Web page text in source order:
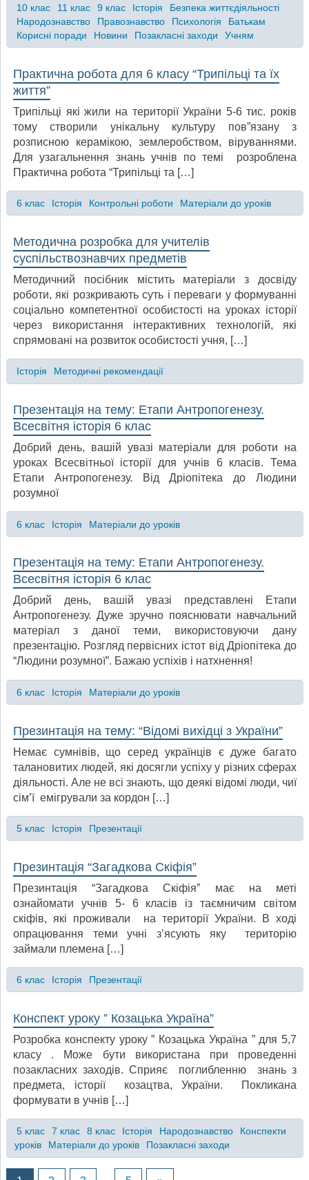
10 клас 11 клас 9 клас Історія
Безпека життєдіяльності
Народознавство
Правознавство Психологія
Батькам
Корисні поради
Новини Позакласні заходи Учням
Практична робота для 6 класу “Трипільці та їх
життя”
Трипільці які жили на території України 5-6 тис. років
тому створили унікальну культуру пов”язану з
розписною керамікою, землеробством, віруваннями.
Для узагальнення знань учнів по темі розроблена
Практична робота “Трипільці та […]
6 клас Історія Контрольні роботи Матеріали до уроків
Методична розробка для учителів
суспільствознавчих предметів
Методичний посібник містить матеріали з досвіду
роботи, які розкривають суть і переваги у формуванні
соціально компетентної особистості на уроках історії
через використання інтерактивних технологій, які
спрямовані на розвиток особистості учня, […]
Історія Методичні рекомендації
Презентація на тему: Етапи Антропогенезу.
Всесвітня історія 6 клас
Добрий день, вашій увазі матеріали для роботи на
уроках Всесвітньої історії для учнів 6 класів. Тема
Етапи Антропогенезу. Від Дріопітека до Людини
розумної
6 клас Історія Матеріали до уроків
Презентація на тему: Етапи Антропогенезу.
Всесвітня історія 6 клас
Добрий день, вашій увазі представлені Етапи
Антропогенезу. Дуже зручно пояснювати навчальний
матеріал з даної теми, використовуючи дану
презентацію. Розгляд первісних істот від Дріопітека до
“Людини розумної”. Бажаю успіхів і натхнення!
6 клас Історія Матеріали до уроків
Презинтація на тему: “Відомі вихідці з України”
Немає сумнівів, що серед українців є дуже багато
талановитих людей, які досягли успіху у різних сферах
діяльності. Але не всі знають, що деякі відомі люди, чиї
сім’ї емігрували за кордон […]
5 клас Історія Презентації
Презинтація “Загадкова Скіфія”
Презинтація “Загадкова Скіфія” має на меті
ознайомати учнів 5- 6 класів із таємничим світом
скіфів, які проживали на території України. В ході
опрацювання теми учні з’ясують яку територію
займали племена […]
6 клас Історія Презентації
Конспект уроку ” Козацька Україна”
Розробка конспекту уроку ” Козацька Україна ” для 5,7
класу . Може бути використана при проведенні
позакласних заходів. Сприяє поглибленню знань з
предмета, історії козацтва, України. Покликана
формувати в учнів […]
5 клас 7 клас 8 клас Історія Народознавство
Конспекти
уроків
Матеріали до уроків Позакласні заходи